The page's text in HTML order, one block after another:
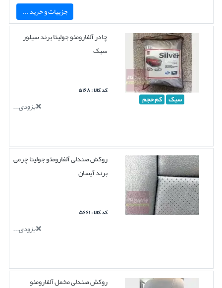
جزییات و خرید ...
سبک کم حجم
چادر آلفارومئو جولیتا برند سیلور
سبک
کد کالا : ۵۱۶۸
بزودی...
روکش صندلی آلفارومئو جولیتا چرمی
برند آیسان
کد کالا : ۵۶۶۱
بزودی...
روکش صندلی مخمل آلفارومئو